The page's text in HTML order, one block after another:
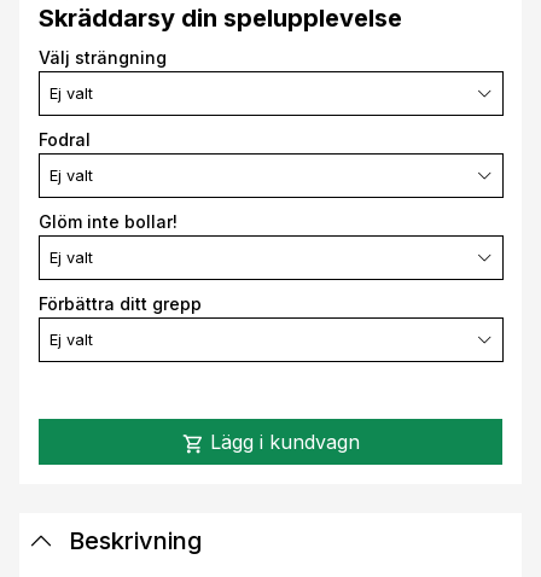
Skräddarsy din spelupplevelse
Välj strängning
Ej valt
Fodral
Ej valt
Glöm inte bollar!
Ej valt
Förbättra ditt grepp
Ej valt
shopping_cart Lägg i kundvagn
Beskrivning